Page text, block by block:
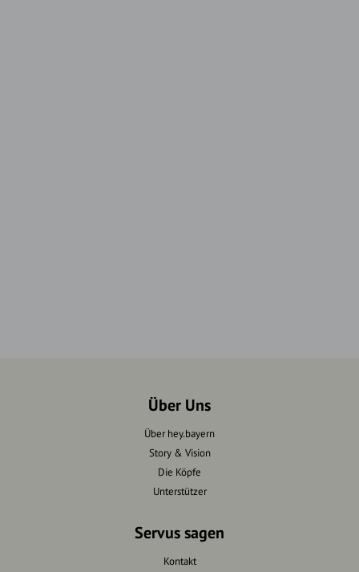
Über Uns
Über hey.bayern
Story & Vision
Die Köpfe
Unterstützer
Servus sagen
Kontakt